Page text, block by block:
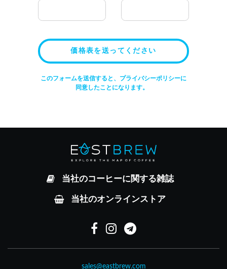
価格表を送ってください
このフォームを送信すると、プライバシーポリシーに
同意したことになります。
当社のコーヒーに関する雑誌
当社のオンラインストア
sales@eastbrew.com